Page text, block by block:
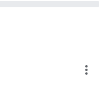
more_vert